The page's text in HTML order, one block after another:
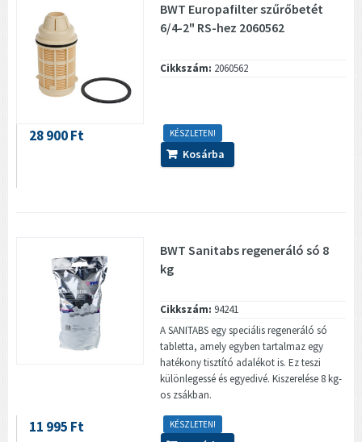
BWT Europafilter szűrőbetét
6/4-2" RS-hez 2060562
Cikkszám: 2060562
KÉSZLETEN!
28 900 Ft
Kosárba
BWT Sanitabs regeneráló só 8
kg
Cikkszám: 94241
A SANITABS egy speciális regeneráló só
tabletta, amely egyben tartalmaz egy
hatékony tisztító adalékot is. Ez teszi
különlegessé és egyedivé. Kiszerelése 8 kg-
os zsákban.
KÉSZLETEN!
11 995 Ft